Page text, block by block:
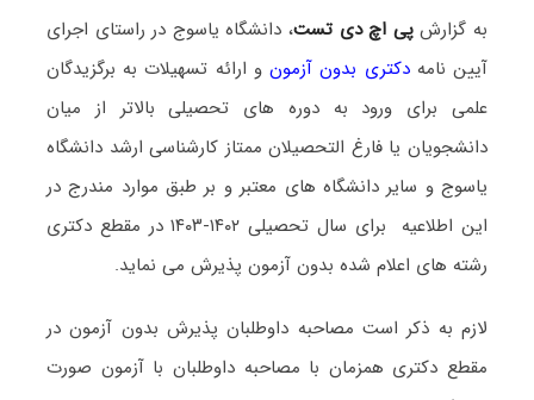
به گزارشپی اچ دی تست، دانشگاه یاسوج در راستای اجرای
آیین نامهدکتری بدون آزمونو ارائه تسهیلات به برگزیدگان
علمی برای ورود به دوره های تحصیلی بالاتر از میان
دانشجویان یا فارغ التحصیلان ممتاز کارشناسی ارشد دانشگاه
یاسوج و سایر دانشگاه های معتبر و بر طبق موارد مندرج در
این اطلاعیه برای سال تحصیلی ۱۴۰۲-۱۴۰۳ در مقطع دکتری
رشته های اعلام شده بدون آزمون پذیرش می نماید.
لازم به ذکر است مصاحبه داوطلبان پذیرش بدون آزمون در
مقطع دکتری همزمان با مصاحبه داوطلبان با آزمون صورت